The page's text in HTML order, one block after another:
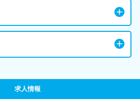
求人情報